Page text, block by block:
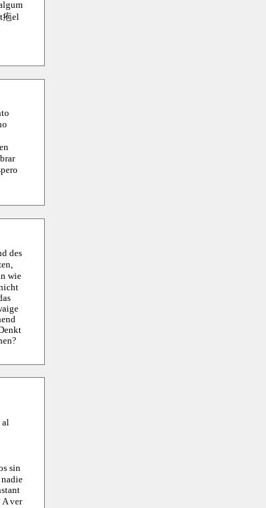
疱el
des
wie
al
sin
nadie
A ver